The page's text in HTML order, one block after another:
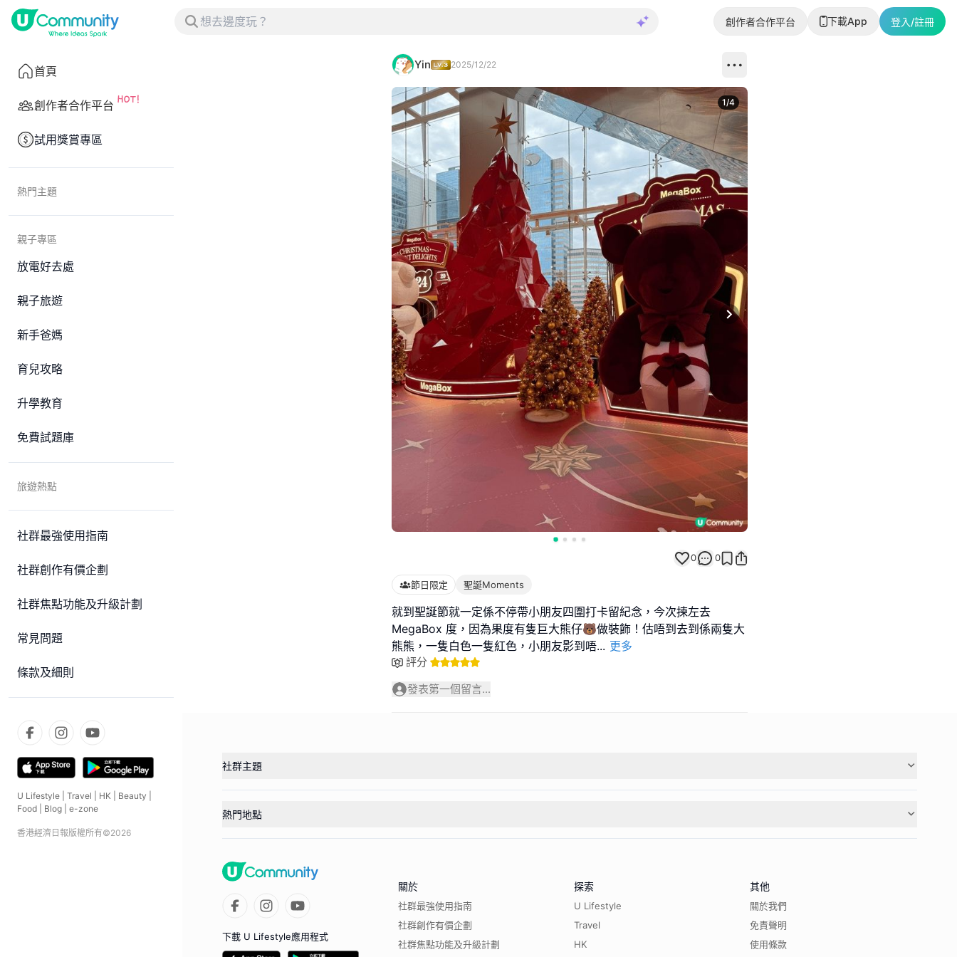
創作者合作平台 下載App 登入/註冊
首頁
創作者合作平台
試用獎賞專區
熱門主題
親子專區
放電好去處
親子旅遊
新手爸媽
育兒攻略
升學教育
免費試題庫
旅遊熱點
社群最強使用指南
社群創作有價企劃
社群焦點功能及升級計劃
常見問題
條款及細則
U Lifestyle Travel HK Beauty
Food
Blog e-zone
香港經濟日報版權所有©2026
Yin 2025/12/22
Next slide
1/4
0 0
節日限定 聖誕Moments
就到聖誕節就一定係不停帶小朋友四圍打卡留紀念，今次揀左去
MegaBox 度，因為果度有隻巨大熊仔🐻做裝飾！估唔到去到係兩隻大
熊熊，一隻白色一隻紅色，小朋友影到唔... 更多
評分
發表第一個留言...
社群主題
熱門地點
下載 U Lifestyle應用程式
關於
社群最強使用指南
社群創作有價企劃
社群焦點功能及升級計劃
探索
U Lifestyle
Travel
HK
其他
關於我們
免責聲明
使用條款